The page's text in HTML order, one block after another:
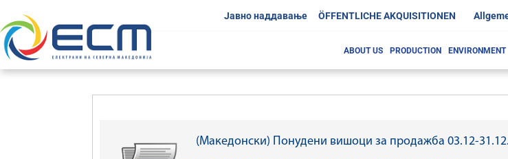
Јавно наддавање ÖFFENTLICHE AKQUISITIONEN
ABOUT US PRODUCTION ENVIRONMENT
(Македонски) Понудени вишоци за продажба 03.12-